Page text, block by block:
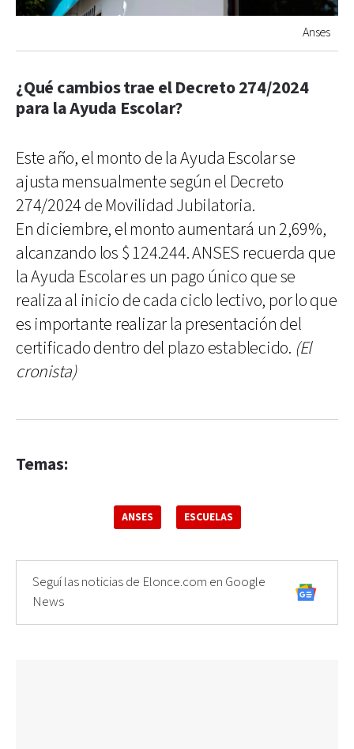
Anses
¿Qué cambios trae el Decreto 274/2024
para la Ayuda Escolar?
Este año, el monto de la Ayuda Escolar se
ajusta mensualmente según el Decreto
274/2024 de Movilidad Jubilatoria.
En diciembre, el monto aumentará un 2,69%,
alcanzando los $ 124.244. ANSES recuerda que
la Ayuda Escolar es un pago único que se
realiza al inicio de cada ciclo lectivo, por lo que
es importante realizar la presentación del
certificado dentro del plazo establecido. (El
cronista)
Temas:
ANSES ESCUELAS
Seguí las noticias de Elonce.com en Google
News